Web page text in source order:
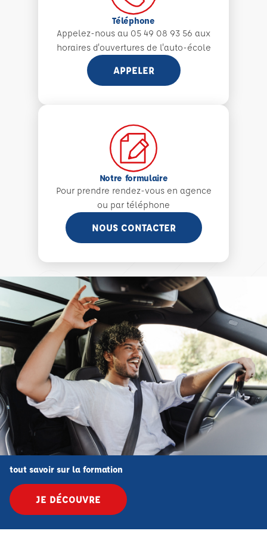
Téléphone
Appelez-nous au 05 49 08 93 56 aux
horaires d'ouvertures de l'auto-école
APPELER
Notre formulaire
Pour prendre rendez-vous en agence
ou par téléphone
NOUS CONTACTER
tout savoir sur la formation
JE DÉCOUVRE